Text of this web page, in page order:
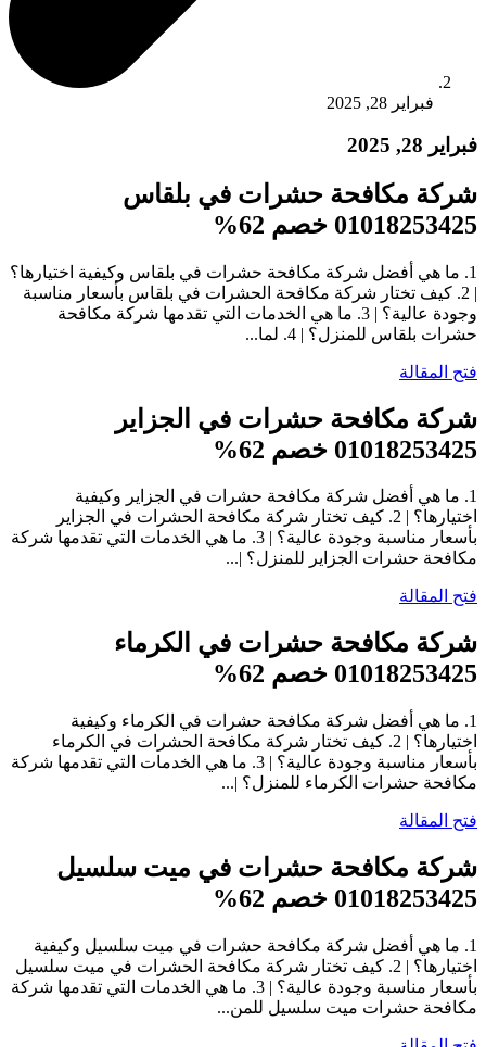
فبراير 28, 2025
فبراير 28, 2025
شركة مكافحة حشرات في بلقاس
01018253425 خصم 62%
1. ما هي أفضل شركة مكافحة حشرات في بلقاس وكيفية اختيارها؟
| 2. كيف تختار شركة مكافحة الحشرات في بلقاس بأسعار مناسبة
وجودة عالية؟ | 3. ما هي الخدمات التي تقدمها شركة مكافحة
حشرات بلقاس للمنزل؟ | 4. لما...
فتح المقالة
شركة مكافحة حشرات في الجزاير
01018253425 خصم 62%
1. ما هي أفضل شركة مكافحة حشرات في الجزاير وكيفية
اختيارها؟ | 2. كيف تختار شركة مكافحة الحشرات في الجزاير
بأسعار مناسبة وجودة عالية؟ | 3. ما هي الخدمات التي تقدمها شركة
مكافحة حشرات الجزاير للمنزل؟ |...
فتح المقالة
شركة مكافحة حشرات في الكرماء
01018253425 خصم 62%
1. ما هي أفضل شركة مكافحة حشرات في الكرماء وكيفية
اختيارها؟ | 2. كيف تختار شركة مكافحة الحشرات في الكرماء
بأسعار مناسبة وجودة عالية؟ | 3. ما هي الخدمات التي تقدمها شركة
مكافحة حشرات الكرماء للمنزل؟ |...
فتح المقالة
شركة مكافحة حشرات في ميت سلسيل
01018253425 خصم 62%
1. ما هي أفضل شركة مكافحة حشرات في ميت سلسيل وكيفية
اختيارها؟ | 2. كيف تختار شركة مكافحة الحشرات في ميت سلسيل
بأسعار مناسبة وجودة عالية؟ | 3. ما هي الخدمات التي تقدمها شركة
مكافحة حشرات ميت سلسيل للمن...